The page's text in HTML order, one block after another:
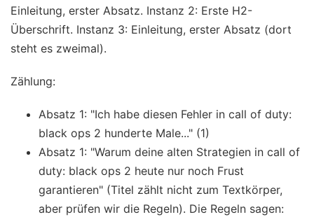
Einleitung, erster Absatz. Instanz 2: Erste H2-
Überschrift. Instanz 3: Einleitung, erster Absatz (dort
steht es zweimal).
Zählung:
Absatz 1: "Ich habe diesen Fehler in call of duty:
black ops 2 hunderte Male..." (1)
Absatz 1: "Warum deine alten Strategien in call of
duty: black ops 2 heute nur noch Frust
garantieren" (Titel zählt nicht zum Textkörper,
aber prüfen wir die Regeln). Die Regeln sagen: